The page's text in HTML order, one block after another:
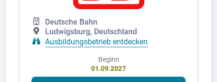
Deutsche Bahn
Ludwigsburg, Deutschland
Ausbildungsbetrieb entdecken
Beginn
01.09.2027